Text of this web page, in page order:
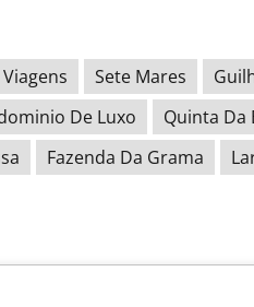
Sete Mares
De Luxo
Quinta Da
Fazenda Da Grama